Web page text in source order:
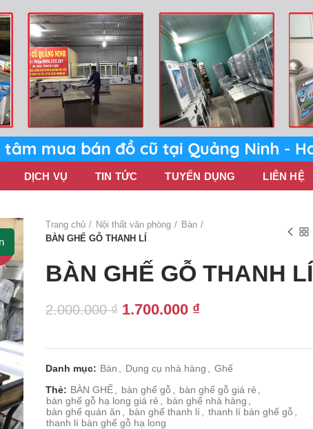
DỊCH VỤ TIN TỨC TUYỂN DỤNG LIÊN HỆ
Trang chủ Nội thất văn phòng
Bàn
BÀN GHẾ GỖ THANH LÍ
BÀN GHẾ GỖ THANH LÍ
2.000.000₫ Giá
là:
2.000.000 ₫.
1.700.000 ₫Giá
tại
là:
1.700.000 ₫.
Danh mục: Bàn Dụng cụ nhà hàng
Ghế
Thẻ: BÀN GHẾ bàn ghế gỗ bàn ghế gỗ giá rẻ
bàn ghế gỗ hạ long giá rẻ
bàn ghế nhà hàng
bàn ghế quán ăn
bàn ghế thanh lí thanh lí bàn ghế gỗ
thanh lí bàn ghế gỗ hạ long